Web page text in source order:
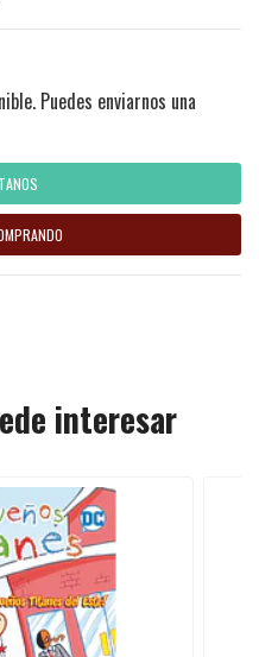
Puedes enviarnos una
interesar